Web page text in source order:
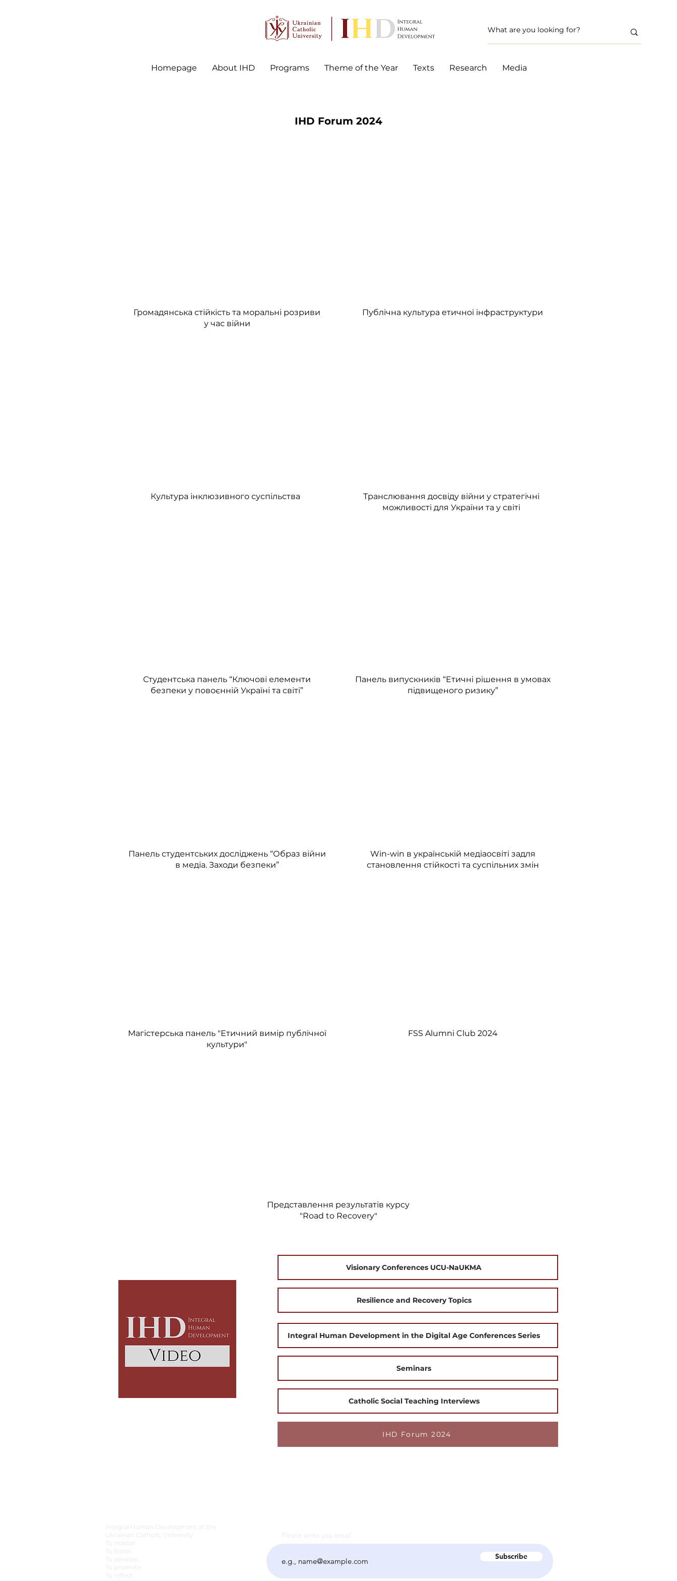
Homepage About IHD Programs Theme of the Year Texts Research Media
IHD Forum 2024
Громадянська стійкість та моральні розриви
у час війни
Публічна культура етичної інфраструктури
Культура інклюзивного суспільства
Транслювання досвіду війни у стратегічні
можливості для України та у світі
Студентська панель “Ключові елементи
безпеки у повоєнній Україні та світі”
Панель випускників “Етичні рішення в умовах
підвищеного ризику”
Панель студентських досліджень “Образ війни
в медіа. Заходи безпеки”
Win-win в українській медіаосвіті задля
становлення стійкості та суспільних змін
Магістерська панель "Етичний вимір публічної
культури"
FSS Alumni Club 2024
Представлення результатів курсу
"Road to Recovery"
Visionary Conferences UCU-NaUKMA
Resilience and Recovery Topics
Integral Human Development in the Digital Age Conferences Series
Seminars
Catholic Social Teaching Interviews
IHD Forum 2024
Please write you email
Subscribe
Integral Human Development at the
Ukrainian Catholic University
To master.
To foster.
To develop.
To promote.
To reflect.